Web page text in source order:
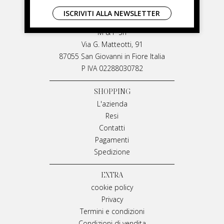
LIVIANA MIRARCHI
M & P Srl
Via G. Matteotti, 91
87055 San Giovanni in Fiore Italia
P IVA 02288030782
SHOPPING
L'azienda
Resi
Contatti
Pagamenti
Spedizione
EXTRA
cookie policy
Privacy
Termini e condizioni
ISCRIVITI ALLA NEWSLETTER